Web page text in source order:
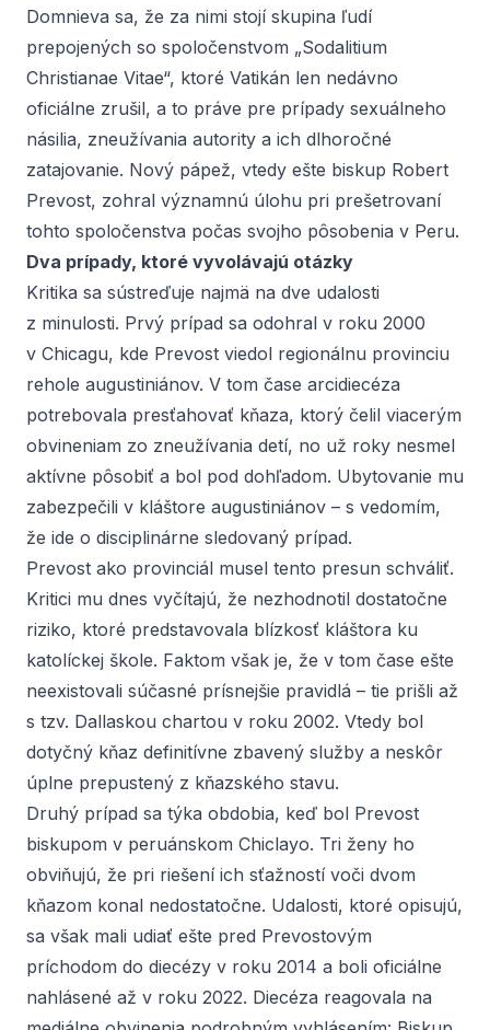
Domnieva sa, že za nimi stojí skupina ľudí
prepojených so spoločenstvom „Sodalitium
Christianae Vitae“, ktoré Vatikán len nedávno
oficiálne zrušil, a to práve pre prípady sexuálneho
násilia, zneužívania autority a ich dlhoročné
zatajovanie. Nový pápež, vtedy ešte biskup Robert
Prevost, zohral významnú úlohu pri prešetrovaní
tohto spoločenstva počas svojho pôsobenia v Peru.
Dva prípady, ktoré vyvolávajú otázky
Kritika sa sústreďuje najmä na dve udalosti
z minulosti. Prvý prípad sa odohral v roku 2000
v Chicagu, kde Prevost viedol regionálnu provinciu
rehole augustiniánov. V tom čase arcidiecéza
potrebovala presťahovať kňaza, ktorý čelil viacerým
obvineniam zo zneužívania detí, no už roky nesmel
aktívne pôsobiť a bol pod dohľadom. Ubytovanie mu
zabezpečili v kláštore augustiniánov – s vedomím,
že ide o disciplinárne sledovaný prípad.
Prevost ako provinciál musel tento presun schváliť.
Kritici mu dnes vyčítajú, že nezhodnotil dostatočne
riziko, ktoré predstavovala blízkosť kláštora ku
katolíckej škole. Faktom však je, že v tom čase ešte
neexistovali súčasné prísnejšie pravidlá – tie prišli až
s tzv. Dallaskou chartou v roku 2002. Vtedy bol
dotyčný kňaz definitívne zbavený služby a neskôr
úplne prepustený z kňazského stavu.
Druhý prípad sa týka obdobia, keď bol Prevost
biskupom v peruánskom Chiclayo. Tri ženy ho
obviňujú, že pri riešení ich sťažností voči dvom
kňazom konal nedostatočne. Udalosti, ktoré opisujú,
sa však mali udiať ešte pred Prevostovým
príchodom do diecézy v roku 2014 a boli oficiálne
nahlásené až v roku 2022. Diecéza reagovala na